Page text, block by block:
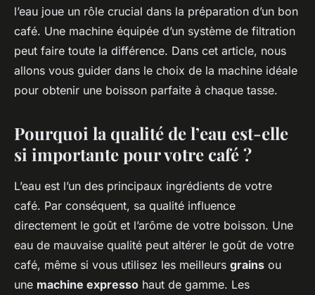
l’eau joue un rôle crucial dans la préparation d’un bon
café. Une machine équipée d’un système de filtration
peut faire toute la différence. Dans cet article, nous
allons vous guider dans le choix de la machine idéale
pour obtenir une boisson parfaite à chaque tasse.
Pourquoi la qualité de l’eau est-elle
si importante pour votre café ?
L’eau est l’un des principaux ingrédients de votre
café. Par conséquent, sa qualité influence
directement le goût et l’arôme de votre boisson. Une
eau de mauvaise qualité peut altérer le goût de votre
café, même si vous utilisez les meilleurs grains ou
une machine expresso haut de gamme. Les